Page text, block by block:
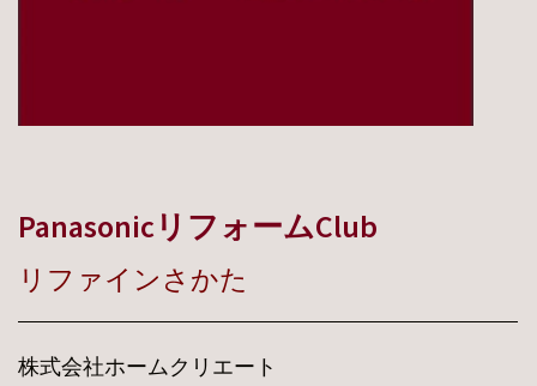
PanasonicリフォームClub
リファインさかた
株式会社ホームクリエート